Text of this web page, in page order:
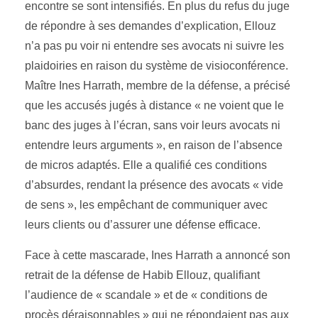
encontre se sont intensifiés. En plus du refus du juge
de répondre à ses demandes d’explication, Ellouz
n’a pas pu voir ni entendre ses avocats ni suivre les
plaidoiries en raison du système de visioconférence.
Maître Ines Harrath, membre de la défense, a précisé
que les accusés jugés à distance « ne voient que le
banc des juges à l’écran, sans voir leurs avocats ni
entendre leurs arguments », en raison de l’absence
de micros adaptés. Elle a qualifié ces conditions
d’absurdes, rendant la présence des avocats « vide
de sens », les empêchant de communiquer avec
leurs clients ou d’assurer une défense efficace.
Face à cette mascarade, Ines Harrath a annoncé son
retrait de la défense de Habib Ellouz, qualifiant
l’audience de « scandale » et de « conditions de
procès déraisonnables » qui ne répondaient pas aux